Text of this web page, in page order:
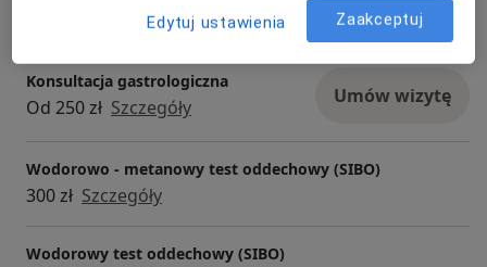
Szczegóły
Konsultacja gastrologiczna
Od 250 zł Szczegóły Umów wizytę
Wodorowo - metanowy test oddechowy (SIBO)
300 zł Szczegóły
Wodorowy test oddechowy (SIBO)
Edytuj ustawienia Zaakceptuj